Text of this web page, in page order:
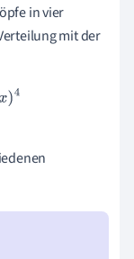
in vier
mit der